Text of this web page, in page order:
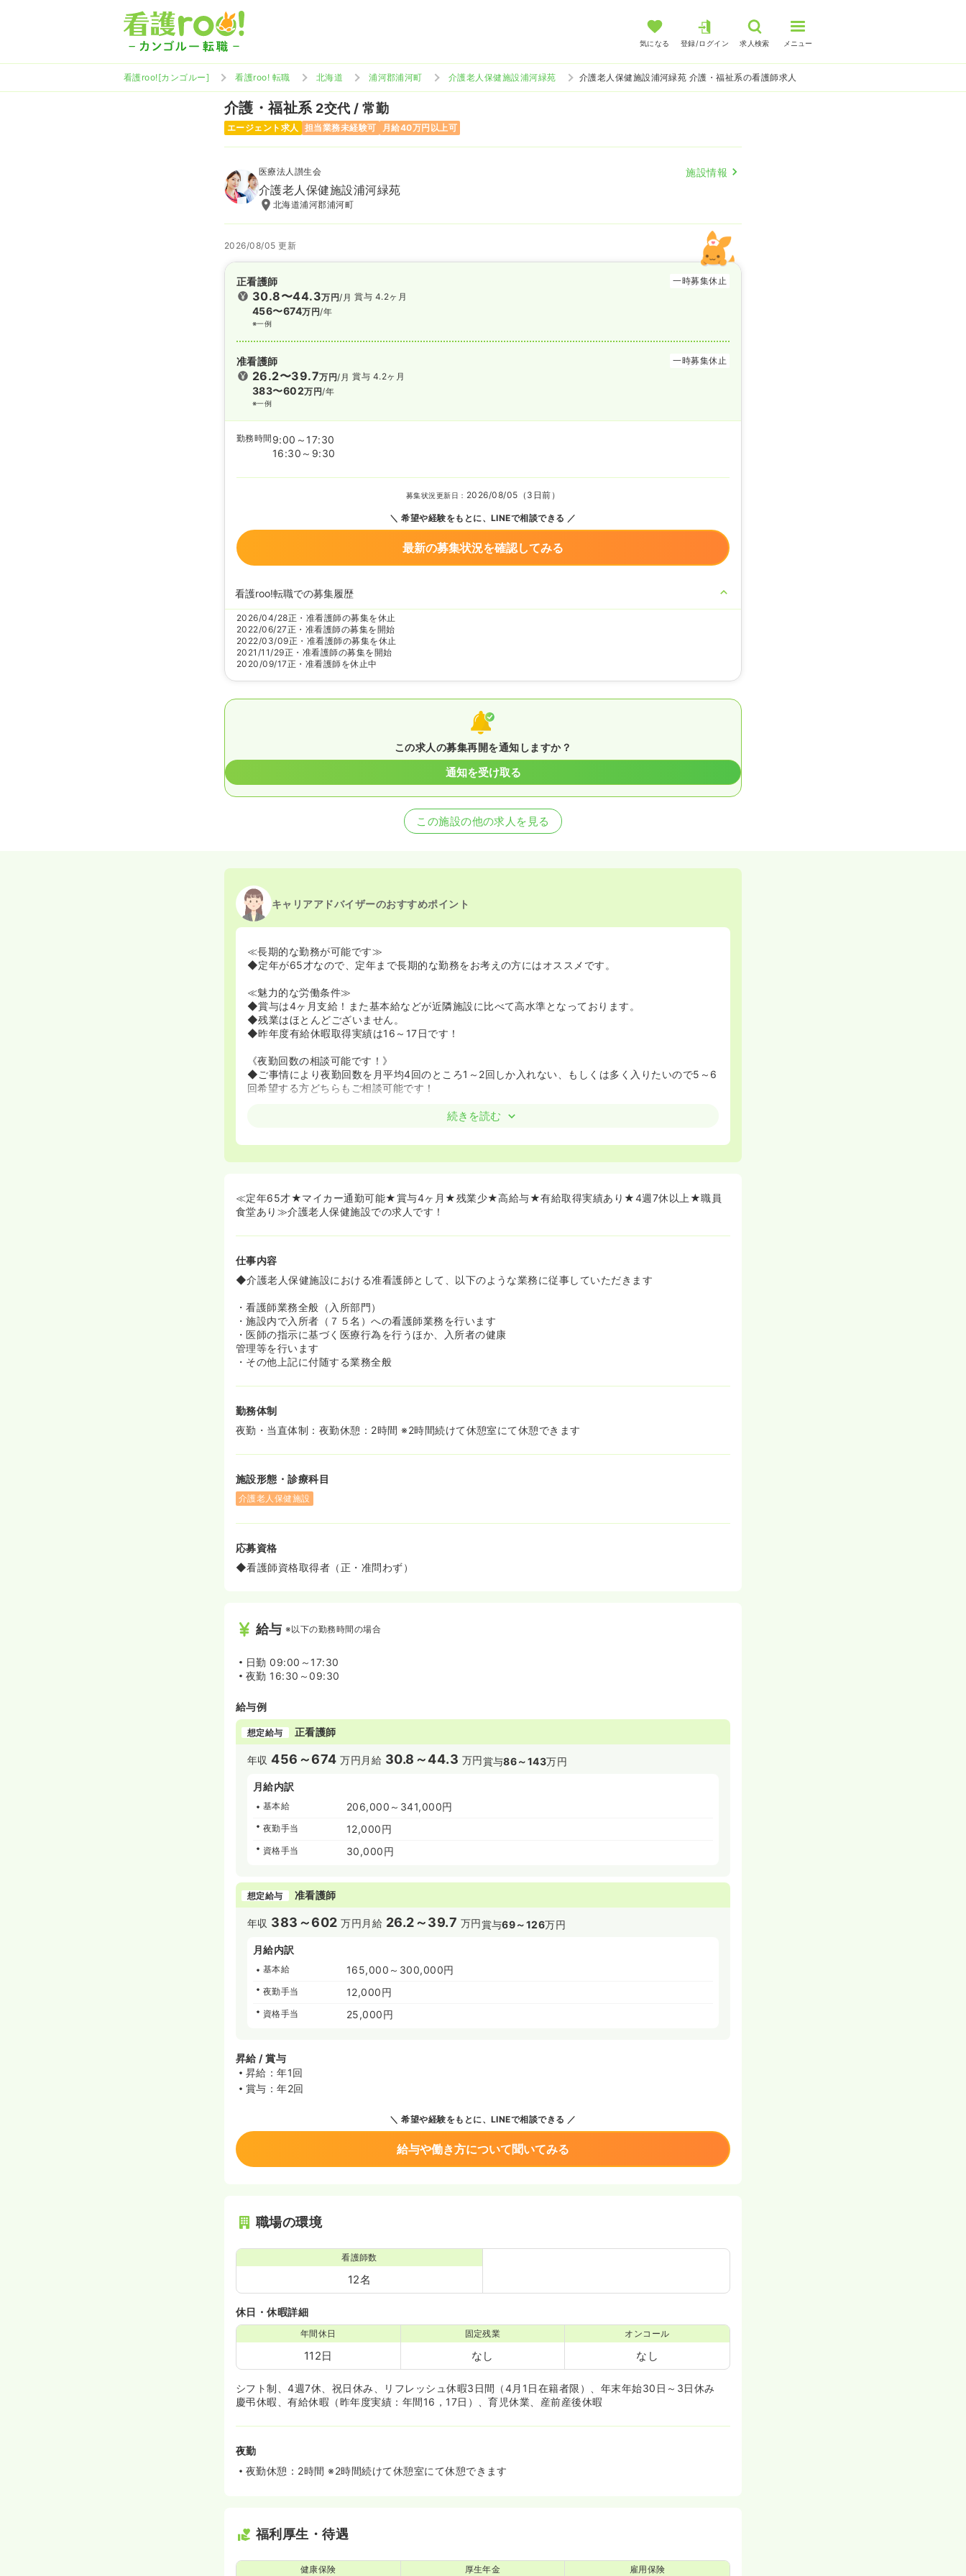
気になる 登録/ログイン 求人検索 メニュー
看護roo![カンゴルー] 看護roo! 転職 北海道 浦河郡浦河町 介護老人保健施設浦河緑苑 介護老人保健施設浦河緑苑 介護・福祉系の看護師求人
介護・福祉系 2交代 / 常勤
エージェント求人 担当業務未経験可 月給40万円以上可
医療法人讃生会 施設情報
介護老人保健施設浦河緑苑
北海道浦河郡浦河町
2026/08/05 更新
正看護師 一時募集休止
30.8〜44.3万円/月
456〜674万円/年
※一例
賞与 4.2ヶ月
准看護師 一時募集休止
26.2〜39.7万円/月
383〜602万円/年
※一例
賞与 4.2ヶ月
勤務時間 9:00～17:30
16:30～9:30
募集状況更新日： 2026/08/05（3日前）
希望や経験をもとに、LINEで相談できる
最新の募集状況を確認してみる
看護roo!転職での募集履歴
2026/04/28正・准看護師の募集を休止
2022/06/27正・准看護師の募集を開始
2022/03/09正・准看護師の募集を休止
2021/11/29正・准看護師の募集を開始
2020/09/17正・准看護師を休止中
この求人の募集再開を通知しますか？
通知を受け取る
この施設の他の求人を見る
キャリアアドバイザーのおすすめポイント
≪長期的な勤務が可能です≫
◆定年が65才なので、定年まで長期的な勤務をお考えの方にはオススメです。
≪魅力的な労働条件≫
◆賞与は4ヶ月支給！また基本給などが近隣施設に比べて高水準となっております。
◆残業はほとんどございません。
◆昨年度有給休暇取得実績は16～17日です！
《夜勤回数の相談可能です！》
◆ご事情により夜勤回数を月平均4回のところ1～2回しか入れない、もしくは多く入りたいので5～6
回希望する方どちらもご相談可能です！
続きを読む
≪定年65才★マイカー通勤可能★賞与4ヶ月★残業少★高給与★有給取得実績あり★4週7休以上★職員
食堂あり≫介護老人保健施設での求人です！
仕事内容
◆介護老人保健施設における准看護師として、以下のような業務に従事していただきます
・看護師業務全般（入所部門）
・施設内で入所者（７５名）への看護師業務を行います
・医師の指示に基づく医療行為を行うほか、入所者の健康
管理等を行います
・その他上記に付随する業務全般
勤務体制
夜勤・当直体制：夜勤休憩：2時間 ※2時間続けて休憩室にて休憩できます
施設形態・診療科目
介護老人保健施設
応募資格
◆看護師資格取得者（正・准問わず）
給与 ※以下の勤務時間の場合
日勤 09:00～17:30
夜勤 16:30～09:30
給与例
想定給与 正看護師
年収456～674 万円 月給 30.8～44.3 万円賞与86～143万円
月給内訳
基本給 206,000～341,000円
夜勤手当 12,000円
資格手当 30,000円
想定給与 准看護師
年収 383～602 万円 月給 26.2～39.7 万円賞与69～126万円
月給内訳
基本給 165,000～300,000円
夜勤手当 12,000円
資格手当 25,000円
昇給 / 賞与
昇給：年1回
賞与：年2回
希望や経験をもとに、LINEで相談できる
給与や働き方について聞いてみる
職場の環境
看護師数
12名
休日・休暇詳細
年間休日
112日
固定残業
なし
オンコール
なし
シフト制、4週7休、祝日休み、リフレッシュ休暇3日間（4月1日在籍者限）、年末年始30日～3日休み
慶弔休暇、有給休暇（昨年度実績：年間16，17日）、育児休業、産前産後休暇
夜勤
夜勤休憩：2時間 ※2時間続けて休憩室にて休憩できます
福利厚生・待遇
健康保険 厚生年金 雇用保険